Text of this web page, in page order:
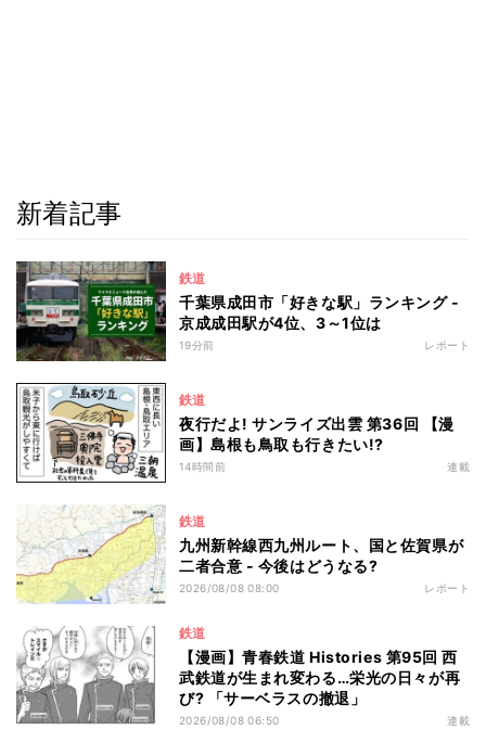
新着記事
鉄道
千葉県成田市「好きな駅」ランキング -
京成成田駅が4位、3～1位は
19分前 レポート
鉄道
夜行だよ! サンライズ出雲 第36回 【漫
画】島根も鳥取も行きたい!?
14時間前 連載
鉄道
九州新幹線西九州ルート、国と佐賀県が
二者合意 - 今後はどうなる?
2026/08/08 08:00 レポート
鉄道
【漫画】青春鉄道 Histories 第95回 西
武鉄道が生まれ変わる…栄光の日々が再
び? 「サーベラスの撤退」
2026/08/08 06:50 連載